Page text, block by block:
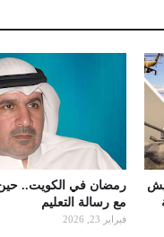
رمضان في الكويت.. حين
مع رسالة التعليم
فبراير 23, 2026